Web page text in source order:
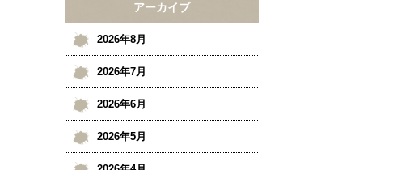
アーカイブ
2026年8月
2026年7月
2026年6月
2026年5月